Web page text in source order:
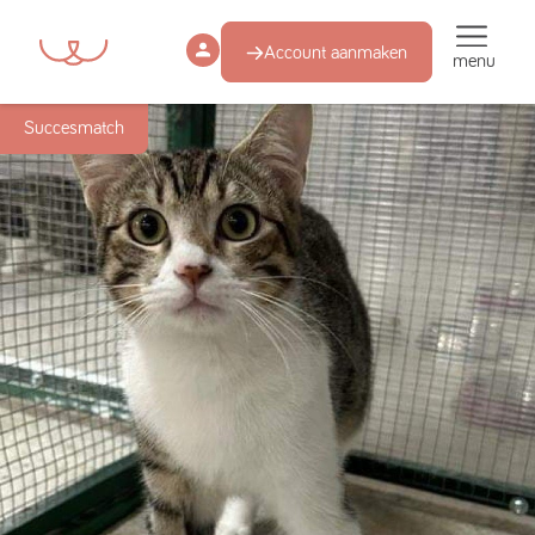
Account aanmaken menu
Succesmatch